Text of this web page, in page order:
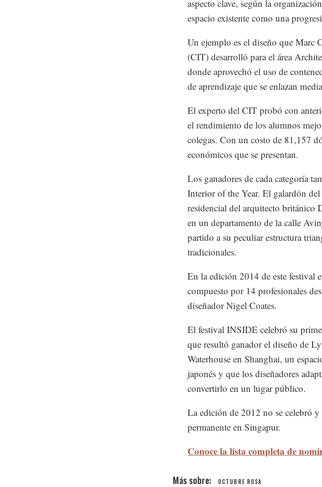
aspecto clave, según la
espacio existente como una
Un ejemplo es el diseño que
(CIT) desarrolló para el área
donde aprovechó el uso de
de aprendizaje que se enlazan
El experto del CIT probó con
el rendimiento de los alumnos
colegas. Con un costo de 81,157
económicos que se presentan.
Los ganadores de cada categoría
Interior of the Year. El galardón
residencial del arquitecto británico
en un departamento de la calle
partido a su peculiar estructura
tradicionales.
En la edición 2014 de este festival
compuesto por 14 profesionales
diseñador Nigel Coates.
El festival INSIDE celebró su
que resultó ganador el diseño de
Waterhouse en Shanghai, un
japonés y que los diseñadores
convertirlo en un lugar público.
La edición de 2012 no se celebró y
permanente en Singapur.
Conoce la lista completa de
OCTUBRE ROSA